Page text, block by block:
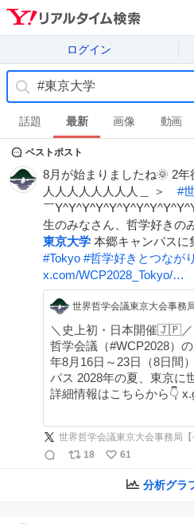
ログイン
話題 最新 画像 動画
ベストポスト
8月が始まりましたね🌞 2
人人人人人人人人＿ ＞ #
￣
生のみなさん、哲学好きの
東京大学 本郷キャンパスに
#Tokyo #哲学好きとつなが
x.com/WCP2028_Tokyo/…
世界哲学会議東京大会事務
＼史上初・日本開催🇯🇵／
哲学会議（#WCP2028）の東
年8月16日～23日（8日間
パス 2028年の夏、東京に世界の哲学が集結します🗼
詳細情報はこちらから👇 x.gd/cRA7F #
世界哲学会議東京大会事務局【
18
61
分析グラ